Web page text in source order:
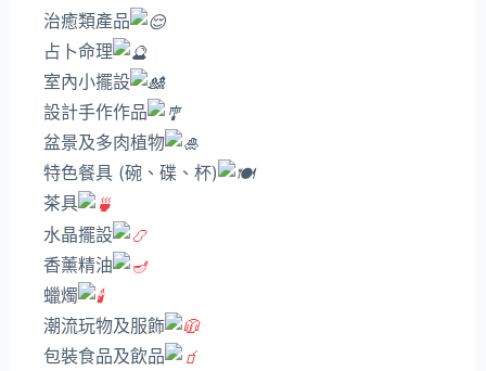
治癒類產品
占卜命理
室內小擺設
設計手作作品
盆景及多肉植物
特色餐具 (碗、碟、杯)
茶具
水晶擺設
香薰精油
蠟燭
潮流玩物及服飾
包裝食品及飲品